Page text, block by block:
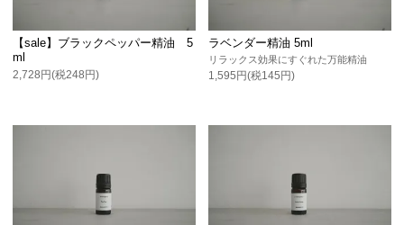
【sale】ブラックペッパー精油 5
ml
2,728円(税248円)
ラベンダー精油 5ml
リラックス効果にすぐれた万能精油
1,595円(税145円)